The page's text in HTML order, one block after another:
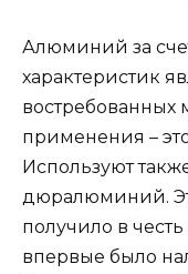
Алюминий за
характеристик
востребованных
применения –
Используют
дюралюминий.
получило в
впервые было